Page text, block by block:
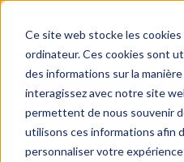
Ce site web stocke les
ordinateur. Ces cookies sont
des informations sur la
interagissez avec notre site
permettent de nous souvenir
utilisons ces informations afin
personnaliser votre
WEBINAIRE : Risques
plan de formation sur 3
voir le
Demander